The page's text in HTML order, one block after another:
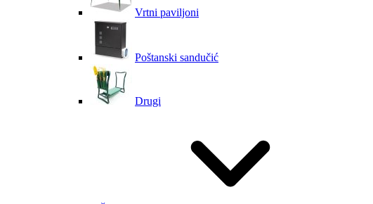
Vrtni paviljoni
Poštanski sandučić
Drugi